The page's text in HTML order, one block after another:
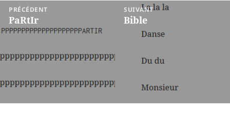
Navigation
de
l’article
PRÉCÉDENT
Article
précédent :
PaRtIr
SUIVANT
Article
suivant :
Bible